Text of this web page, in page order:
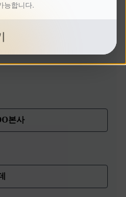
수비데
본사
능합니다.